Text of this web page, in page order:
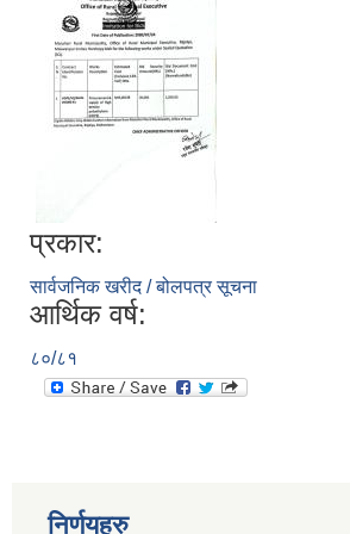
प्रकार:
सार्वजनिक खरीद / बोलपत्र सूचना
आर्थिक वर्ष:
८०/८१
निर्णयहरु